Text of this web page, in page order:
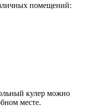
помещений:
кулер можно
месте.